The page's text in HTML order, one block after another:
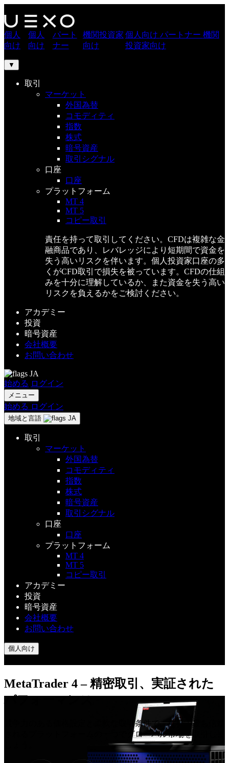
個人
向け
個人
向け
パート
ナー
機関投資家
向け
個人向け パートナー 機関
投資家向け
▼
取引
マーケット
外国為替
コモディティ
指数
株式
暗号資産
取引シグナル
口座
口座
プラットフォーム
MT 4
MT 5
コピー取引
責任を持って取引してください。CFDは複雑な金
融商品であり、レバレッジにより短期間で資金を
失う高いリスクを伴います。個人投資家口座の多
くがCFD取引で損失を被っています。CFDの仕組
みを十分に理解しているか、また資金を失う高い
リスクを負えるかをご検討ください。
アカデミー
投資
暗号資産
会社概要
お問い合わせ
JA
始める ログイン
メニュー
始める ログイン
地域と言語 JA
取引
マーケット
外国為替
コモディティ
指数
株式
暗号資産
取引シグナル
口座
口座
プラットフォーム
MT 4
MT 5
コピー取引
アカデミー
投資
暗号資産
会社概要
お問い合わせ
個人向け
MetaTrader 4 – 精密取引、実証された
パフォーマンス
競争力のある価格設定と柔軟な取引条件で、世界で最も信頼
されるプラットフォームの一つでグローバル市場を取引しま